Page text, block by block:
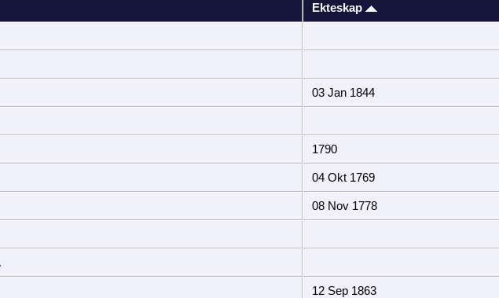
Ekteskap
03 Jan 1844
1790
04 Okt 1769
08 Nov 1778
12 Sep 1863